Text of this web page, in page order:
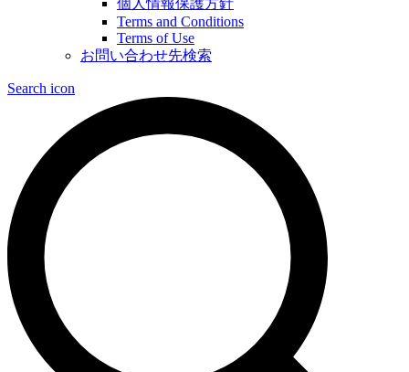
個人情報保護方針
Terms and Conditions
Terms of Use
お問い合わせ先検索
Search icon